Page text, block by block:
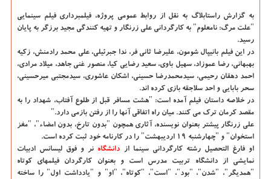
به گزارش راستابلاگ به نقل از روابط عمومی پروژه، فیلمبرداری فیلم سینمایی
"علت مرگ: نامعلوم" به کارگردانی علی زرنگار و تهیه کنندگی مجید برزگر به پایان
رسید.
در این فیلم بانیپال شومون، علیرضا ثانی فر، ندا جبرئیلی، علی محمد رادمنش، زکیه
بهبهانی، رضا عموزاد، سهیل باوی، سعید رضایی کیا، منصور غنی جاهد، میلاد مرادی،
احمد دهقان رحیمی، سیدمحمدرضا حسینی، اشکان عاشوری، سیدمجتبی میرحسینی،
سحر بابایی و احد سلاجقه بازی کرده اند.
در خلاصه داستان فیلم آمده است: "هشت مسافر قبل از طلوع آفتاب، شهداد را به
مقصد کرمان ترک می کنند. میان راه اتفاقی آنها را از رفتن بازمی دارد."
علی زرنگار پیشتر بعنوان نویسنده، آثاری همچون "بدون تارخ، بدون امضاء"، "مغز
استخوان" و "چهارشنبه ۱۹ اردیبهشت" را در کارنامه خود ثبت کرده است.
او فارغ التحصیل رشته کارگردانی سینما از دانشگاه‌ نر و فوق لیسانس ادبیات
نمایشی از دانشگاه تربیت مدرس است و بعنوان کارگردان فیلمهای کوتاه
"همدیگر"، "شدن"، "بود"، "است"، "کوتاه"، "او" و "یادداشت اول" را ساخته